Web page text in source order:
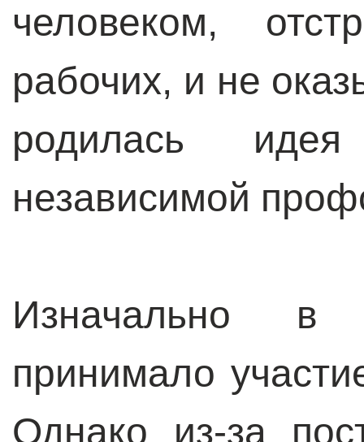
человеком,
рабочих, и не
родилась
независимой
Изначально в
принимало
Однако из-за